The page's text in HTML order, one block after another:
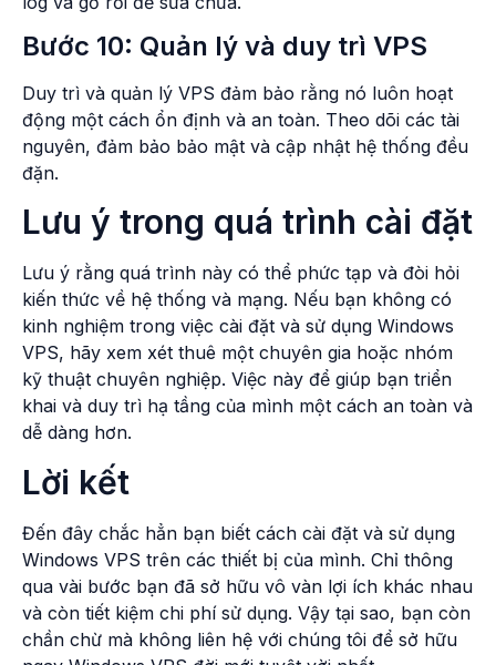
Bước 10: Quản lý và duy trì VPS
Duy trì và quản lý VPS đảm bảo rằng nó luôn hoạt
động một cách ổn định và an toàn. Theo dõi các tài
nguyên, đảm bảo bảo mật và cập nhật hệ thống đều
đặn.
Lưu ý trong quá trình cài đặt
Lưu ý rằng quá trình này có thể phức tạp và đòi hỏi
kiến thức về hệ thống và mạng. Nếu bạn không có
kinh nghiệm trong việc cài đặt và sử dụng Windows
VPS, hãy xem xét thuê một chuyên gia hoặc nhóm
kỹ thuật chuyên nghiệp. Việc này để giúp bạn triển
khai và duy trì hạ tầng của mình một cách an toàn và
dễ dàng hơn.
Lời kết
Đến đây chắc hẳn bạn biết cách cài đặt và sử dụng
Windows VPS trên các thiết bị của mình. Chỉ thông
qua vài bước bạn đã sở hữu vô vàn lợi ích khác nhau
và còn tiết kiệm chi phí sử dụng. Vậy tại sao, bạn còn
chần chừ mà không liên hệ với chúng tôi để sở hữu